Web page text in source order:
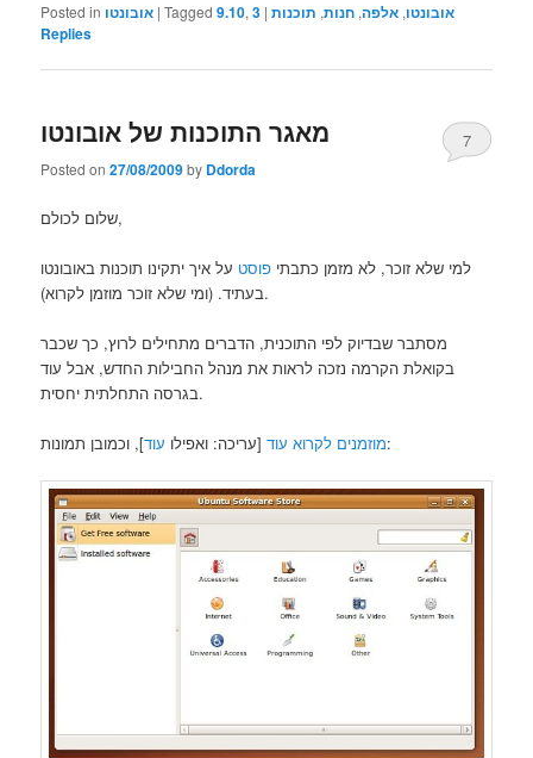
Posted in אובונטו |Tagged 9.10, אובונטו, אלפה, חנות, תוכנות |
3
Replies
מאגר התוכנות של אובונטו
Posted on27/08/2009by Ddorda
7
שלום לכולם,
למי שלא זוכר, לא מזמן כתבתי פוסט על איך יתקינו תוכנות באובונטו
בעתיד. (ומי שלא זוכר מוזמן לקרוא).
מסתבר שבדיוק לפי התוכנית, הדברים מתחילים לרוץ, כך שכבר
בקואלת הקרמה נזכה לראות את מנהל החבילות החדש, אבל עוד
בגרסה התחלתית יחסית.
מוזמנים לקרוא עוד[עריכה: ואפילו עוד ], וכמובן תמונות: